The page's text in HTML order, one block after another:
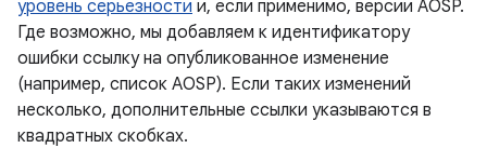
уровень серьезности и, если применимо, версии AOSP.
Где возможно, мы добавляем к идентификатору
ошибки ссылку на опубликованное изменение
(например, список AOSP). Если таких изменений
несколько, дополнительные ссылки указываются в
квадратных скобках.